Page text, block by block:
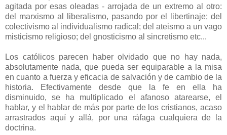
agitada por esas oleadas - arrojada de un extremo al otro:
del marxismo al liberalismo, pasando por el libertinaje; del
colectivismo al individualismo radical; del ateismo a un vago
misticismo religioso; del gnosticismo al sincretismo etc...
Los católicos parecen haber olvidado que no hay nada,
absolutamente nada, que pueda ser equiparable a la misa
en cuanto a fuerza y eficacia de salvación y de cambio de la
historia. Efectivamente desde que la fe en ella ha
disminuido, se ha multiplicado el afanoso atarearse, el
hablar, y el hablar de más por parte de los cristianos, acaso
arrastrados aquí y allá, por una ráfaga cualquiera de la
doctrina.